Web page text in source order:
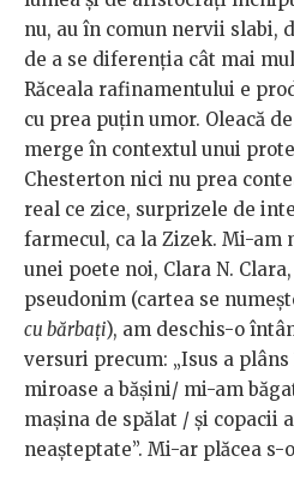
nu, au în comun nervii slabi,
de a se diferenția cât mai
Răceala rafinamentului e
cu prea puțin umor. Oleacă
merge în contextul unui
Chesterton nici nu prea
real ce zice, surprizele de
farmecul, ca la Zizek. Mi-am
unei poete noi, Clara N.
pseudonim (cartea se
cu bărbați), am deschis-o
versuri precum: „Isus a
miroase a bășini/ mi-am
mașina de spălat / și copacii
neașteptate”. Mi-ar plăcea